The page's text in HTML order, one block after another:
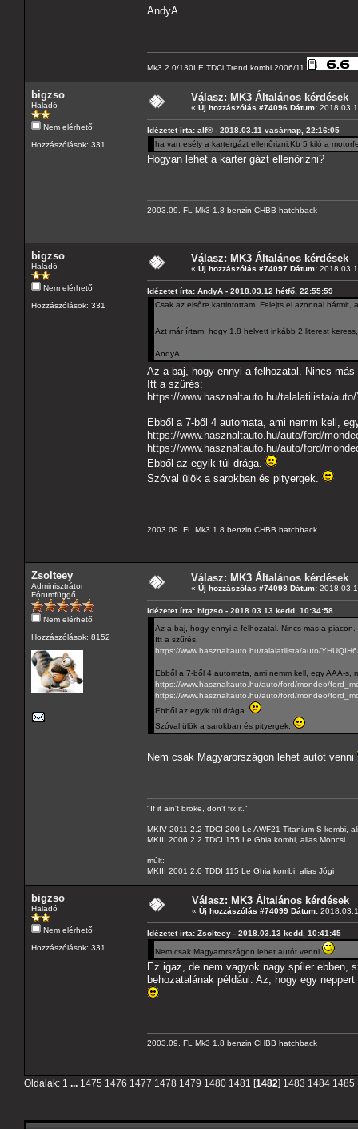
AndyA
Mk3 2.0/130LE TDCi Trend kombi 2006/11
bigzso
Haladó
Nem elérhető
Hozzászólások: 331
Válasz: MK3 Általános kérdések
« Új hozzászólás #74096 Dátum:
Idézetet írta: alf® - 2018.03.11 vasárnap, 22:16:05
ha van esély a kartergázt ellenőrizni.Kb 5 kiló a
Hogyan lehet a karter gázt ellenőrizni?
2003.09. FL Mk3 1.8 benzin CHBB hatchback
bigzso
Haladó
Nem elérhető
Hozzászólások: 331
Válasz: MK3 Általános kérdések
« Új hozzászólás #74097 Dátum:
Idézetet írta: AndyA - 2018.03.12 hétfő, 22:55:59
Csak az elsőre kattintottam. Felejts el azonnal bármit,
Azt már írtam, hogy 1.8 helyett inkább 2 literest
AndyA
Az a baj, hogy ennyi a felhozatal. Nincs
Itt a szűrés:
https://www.hasznaltauto.hu/talalatilista/
Ebből a 7-ből 4 automata, ami nemm kell,
https://www.hasznaltauto.hu/auto/ford/
https://www.hasznaltauto.hu/auto/ford/
Ebből az egyik túl drága.
Szóval ülök a sarokban és pityergek.
2003.09. FL Mk3 1.8 benzin CHBB hatchback
Zsolteey
Adminisztrátor
Fórumfüggő
Nem elérhető
Hozzászólások: 8152
Válasz: MK3 Általános kérdések
« Új hozzászólás #74098 Dátum:
Idézetet írta: bigzso - 2018.03.13 kedd, 10:34:58
Az a baj, hogy ennyi a felhozatal. Nincs más a piacon.
Itt a szűrés:
https://www.hasznaltauto.hu/talalatilista/auto/
Ebből a 7-ből 4 automata, ami nemm kell, egy AAA-s,
https://www.hasznaltauto.hu/auto/ford/mondeo/
https://www.hasznaltauto.hu/auto/ford/mondeo/
Ebből az egyik túl drága.
Szóval ülök a sarokban és pityergek.
Nem csak Magyarországon lehet autót venni
"If it ain't broke, don't fix it."
MKIV 2011 2.2 TDCI 200 Le AWF21 Titanium-S kombi,
MKIII 2006 2.2 TDCI 155 Le Ghia kombi, alias Moncsi
múlt:
MKIII 2001 2.0 TDDI 115 Le Ghia kombi, alias Jógi
bigzso
Haladó
Nem elérhető
Hozzászólások: 331
Válasz: MK3 Általános kérdések
« Új hozzászólás #74099 Dátum:
Idézetet írta: Zsolteey - 2018.03.13 kedd, 10:41:45
Nem csak Magyarországon lehet autót venni
Ez igaz, de nem vagyok nagy spíler ebben,
behozatalának például. Az, hogy egy
2003.09. FL Mk3 1.8 benzin CHBB hatchback
Oldalak: 1 ... 1475 1476 1477 1478 1479 1480 1481 [1482] 1483 1484 1485